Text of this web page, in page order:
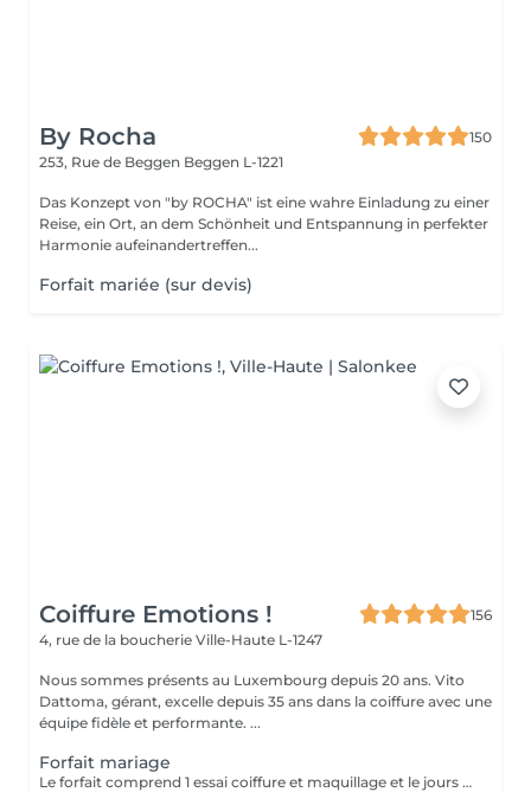
By Rocha
150
253, Rue de Beggen Beggen L-1221
Das Konzept von "by ROCHA" ist eine wahre Einladung zu einer
Reise, ein Ort, an dem Schönheit und Entspannung in perfekter
Harmonie aufeinandertreffen...
Forfait mariée (sur devis)
Coiffure Emotions !
156
4, rue de la boucherie Ville-Haute L-1247
Nous sommes présents au Luxembourg depuis 20 ans. Vito
Dattoma, gérant, excelle depuis 35 ans dans la coiffure avec une
équipe fidèle et performante. ...
Forfait mariage
Le forfait comprend 1 essai coiffure et maquillage et le jours du mariage